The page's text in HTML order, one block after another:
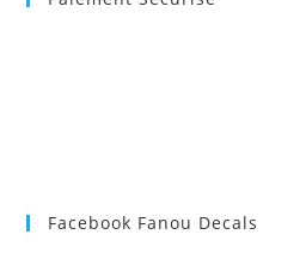
Facebook Fanou Decals